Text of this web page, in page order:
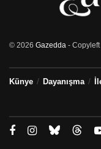
© 2026 Gazedda - Copyleft
Künye Dayanışma